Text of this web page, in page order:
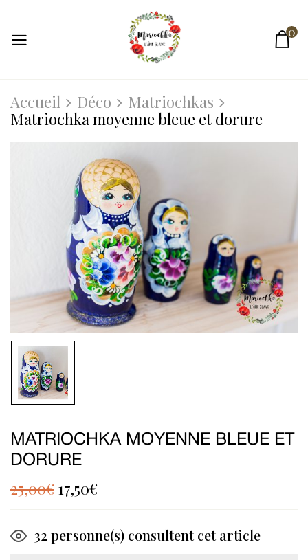
0
Accueil Déco
Matriochkas
Matriochka moyenne bleue et dorure
MATRIOCHKA MOYENNE BLEUE ET
DORURE
25,00€ 17,50€
32 personne(s) consultent cet article